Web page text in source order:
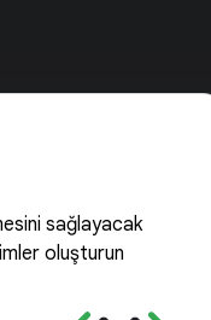
sağlayacak
oluşturun